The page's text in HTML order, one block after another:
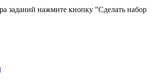
заданий нажмите кнопку "Сделать набор